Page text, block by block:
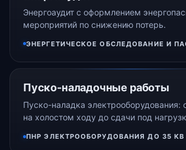
Энергоаудит с оформлением
мероприятий по снижению потерь.
ЭНЕРГЕТИЧЕСКОЕ ОБСЛЕДОВАНИЕ И
Пуско-наладочные работы
Пуско-наладка электрооборудования:
на холостом ходу до сдачи под
ПНР ЭЛЕКТРООБОРУДОВАНИЯ ДО 35 КВ